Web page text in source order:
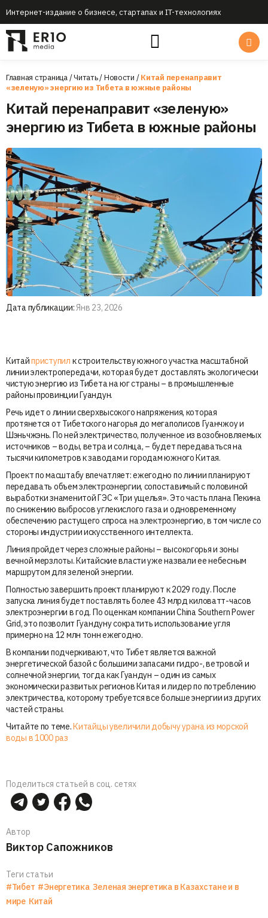
Интернет-издание о бизнесе, стартапах и IT-технологиях
Главная страница/Читать/Новости /Китай перенаправит
«зеленую» энергию из Тибета в южные районы
Китай перенаправит «зеленую»
энергию из Тибета в южные районы
Дата публикации:Янв 23, 2026
Китайприступил к строительству южного участка масштабной
линии электропередачи, которая будет доставлять экологически
чистую энергию из Тибета на юг страны – в промышленные
районы провинции Гуандун.
Речь идет о линии сверхвысокого напряжения, которая
протянется от Тибетского нагорья до мегаполисов Гуанчжоу и
Шэньчжэнь. По ней электричество, полученное из возобновляемых
источников – воды, ветра и солнца, – будет передаваться на
тысячи километров к заводам и городам южного Китая.
Проект по масштабу впечатляет: ежегодно по линии планируют
передавать объем электроэнергии, сопоставимый с половиной
выработки знаменитой ГЭС «Три ущелья». Это часть плана Пекина
по снижению выбросов углекислого газа и одновременному
обеспечению растущего спроса на электроэнергию, в том числе со
стороны индустрии искусственного интеллекта.
Линия пройдет через сложные районы – высокогорья и зоны
вечной мерзлоты. Китайские власти уже назвали ее небесным
маршрутом для зеленой энергии.
Полностью завершить проект планируют к 2029 году. После
запуска линия будет поставлять более 43 млрд киловатт-часов
электроэнергии в год. По оценкам компании China Southern Power
Grid, это позволит Гуандуну сократить использование угля
примерно на 12 млн тонн ежегодно.
В компании подчеркивают, что Тибет является важной
энергетической базой с большими запасами гидро-, ветровой и
солнечной энергии, тогда как Гуандун – один из самых
экономически развитых регионов Китая и лидер по потреблению
электричества, которому требуется все больше энергии из других
частей страны.
Читайте по теме.Китайцы увеличили добычу урана из морской
воды в 1000 раз
Поделиться статьей в соц. сетях
Автор
Виктор Сапожников
Теги статьи
#Тибет #Энергетика Зеленая энергетика в Казахстане и в
мире Китай